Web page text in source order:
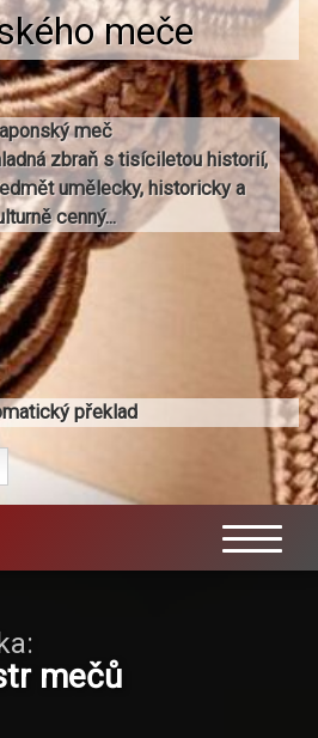
meče
meč
zbraň s tisíciletou historií,
umělecky, historicky a
cenný...
překlad
mečů